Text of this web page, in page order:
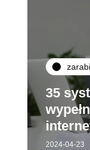
35
2024-04-23